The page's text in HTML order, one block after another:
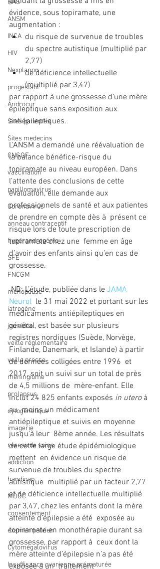
HAS
ANSM
INCA
HIV
Nexplanon
progestatif
Androcur
Sites patientes
Sites medecins
CNGOF
vaccination
papillomavirus
Coronavirus
anneau contraceptif
hyperandrogénie
SFE
FNCGM
ménopause
iatrogène
jeu vidéo
veille réglementaire
veille presse
méningiome
prolapsus
cytogénétique
imagerie
réseau de soins
addiction
handicap
MOOC
consentement
examen pelvien
Cytomégalovirus
Insuffisance ovarienne prématurée
évidence, sous topiramate, une
augmentation :
du risque de survenue de troubles
du spectre autistique (multiplié par
2,77)
de déficience intellectuelle
(multiplié par 3,47)
par rapport à une grossesse d’une mère
épileptique sans exposition aux
antiépileptiques.
L'ANSM a demandé une réévaluation de
la balance bénéfice-risque du
topiramate au niveau européen. Dans
l’attente des conclusions de cette
évaluation, elle demande aux
professionnels de santé et aux patientes
de prendre en compte dès à  présent ce
risque lors de toute prescription de
topiramate chez une  femme en âge
d’avoir des enfants ainsi qu’en cas de
grossesse.
NB: L’étude, publiée dans le JAMA
Neurol
  le 31 mai 2022 et portant sur les
médicaments antiépileptiques en
général, est basée sur plusieurs
registres nordiques (Suède, Norvège,
Finlande, Danemark, et Islande) à partir
de données colligées entre 1996  et
2017, soit un suivi sur un total de près
de 4,5 millions de  mère-enfant. Elle
inclut 24 825 enfants exposés in utero à
au  moins un médicament
antiépileptique et suivis en moyenne
jusqu'à leur  8ème année. Les résultats
de cette large étude épidémiologique
mettent  en évidence un risque de
survenue de troubles du spectre
autistique  multiplié par un facteur 2,77
et de déficience intellectuelle multiplié
par 3,47, chez les enfants dont la mère
atteinte d’épilepsie a été  exposée au
topiramate en monothérapie durant sa
grossesse, par rapport à  ceux dont la
mère atteinte d’épilepsie n’a pas été
exposée à un  traitement